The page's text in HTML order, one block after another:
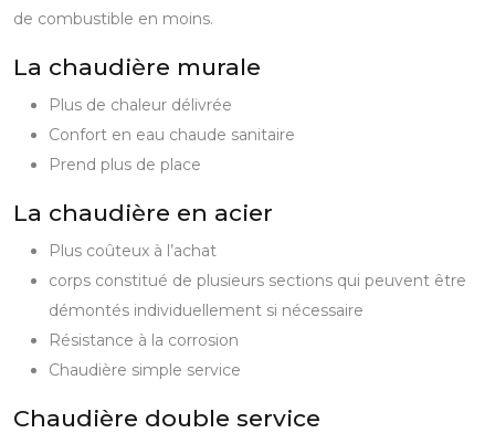
de combustible en moins.
La chaudière murale
Plus de chaleur délivrée
Confort en eau chaude sanitaire
Prend plus de place
La chaudière en acier
Plus coûteux à l’achat
corps constitué de plusieurs sections qui peuvent être
démontés individuellement si nécessaire
Résistance à la corrosion
Chaudière simple service
Chaudière double service